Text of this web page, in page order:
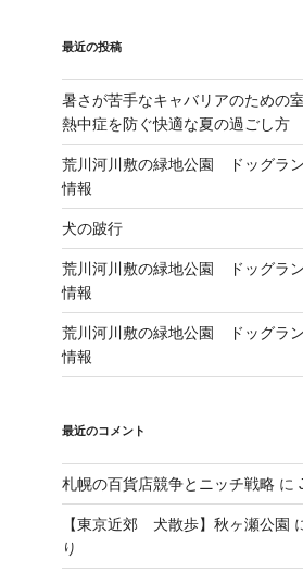
最近の投稿
暑さが苦手なキャバリアのための
熱中症を防ぐ快適な夏の過ごし方
荒川河川敷の緑地公園 ドッグラ
情報
犬の跛行
荒川河川敷の緑地公園 ドッグラ
情報
荒川河川敷の緑地公園 ドッグラ
情報
最近のコメント
札幌の百貨店競争とニッチ戦略に
【東京近郊 犬散歩】秋ヶ瀬公園
り